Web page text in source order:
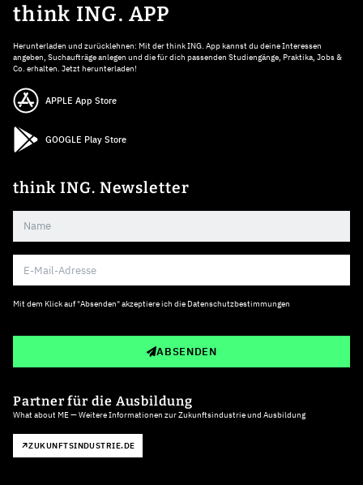
think ING. APP
Herunterladen und zurücklehnen: Mit der think ING. App kannst du deine Interessen
angeben, Suchaufträge anlegen und die für dich passenden Studiengänge, Praktika, Jobs &
Co. erhalten. Jetzt herunterladen!
APPLE App Store
GOOGLE Play Store
think ING. Newsletter
Mit dem Klick auf "Absenden" akzeptiere ich die Datenschutzbestimmungen
ABSENDEN
Partner für die Ausbildung
What about ME — Weitere Informationen zur Zukunftsindustrie und Ausbildung
ZUKUNFTSINDUSTRIE.DE